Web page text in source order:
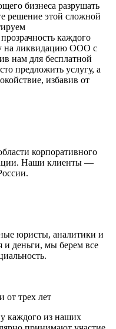
бизнеса разрушать
решение этой сложной
каждого
на ликвидацию ООО с
нам для бесплатной
предложить услугу, а
избавив от
корпоративного
Наши клиенты —
юристы, аналитики и
деньги, мы берем все
от трех лет
каждого из наших